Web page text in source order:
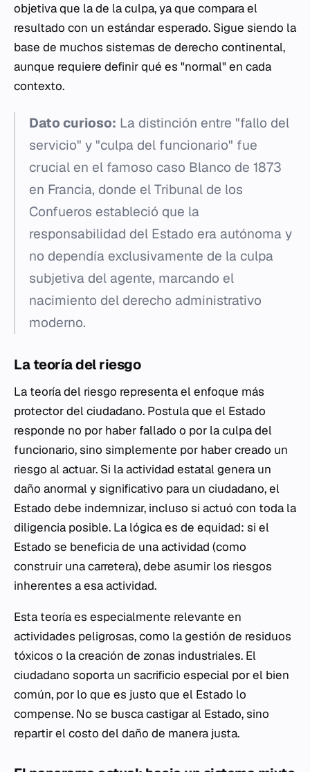
objetiva que la de la culpa, ya que compara el
resultado con un estándar esperado. Sigue siendo la
base de muchos sistemas de derecho continental,
aunque requiere definir qué es "normal" en cada
contexto.
Dato curioso: La distinción entre "fallo del
servicio" y "culpa del funcionario" fue
crucial en el famoso caso Blanco de 1873
en Francia, donde el Tribunal de los
Confueros estableció que la
responsabilidad del Estado era autónoma y
no dependía exclusivamente de la culpa
subjetiva del agente, marcando el
nacimiento del derecho administrativo
moderno.
La teoría del riesgo
La teoría del riesgo representa el enfoque más
protector del ciudadano. Postula que el Estado
responde no por haber fallado o por la culpa del
funcionario, sino simplemente por haber creado un
riesgo al actuar. Si la actividad estatal genera un
daño anormal y significativo para un ciudadano, el
Estado debe indemnizar, incluso si actuó con toda la
diligencia posible. La lógica es de equidad: si el
Estado se beneficia de una actividad (como
construir una carretera), debe asumir los riesgos
inherentes a esa actividad.
Esta teoría es especialmente relevante en
actividades peligrosas, como la gestión de residuos
tóxicos o la creación de zonas industriales. El
ciudadano soporta un sacrificio especial por el bien
común, por lo que es justo que el Estado lo
compense. No se busca castigar al Estado, sino
repartir el costo del daño de manera justa.